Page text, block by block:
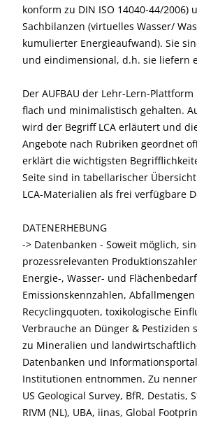
konform zu DIN ISO 14040-44/2006)
Sachbilanzen (virtuelles Wasser/
kumulierter Energieaufwand). Sie
und eindimensional, d.h. sie liefern
Der AUFBAU der Lehr-Lern-Plattform
flach und minimalistisch gehalten.
wird der Begriff LCA erläutert und
Angebote nach Rubriken geordnet
erklärt die wichtigsten
Seite sind in tabellarischer
LCA-Materialien als frei verfügbare
DATENERHEBUNG
-> Datenbanken - Soweit möglich,
prozessrelevanten
Energie-, Wasser- und
Emissionskennzahlen,
Recyclingquoten, toxikologische
Verbrauche an Dünger & Pestiziden
zu Mineralien und
Datenbanken und
Institutionen entnommen. Zu
US Geological Survey, BfR, Destatis,
RIVM (NL), UBA, iinas, Global